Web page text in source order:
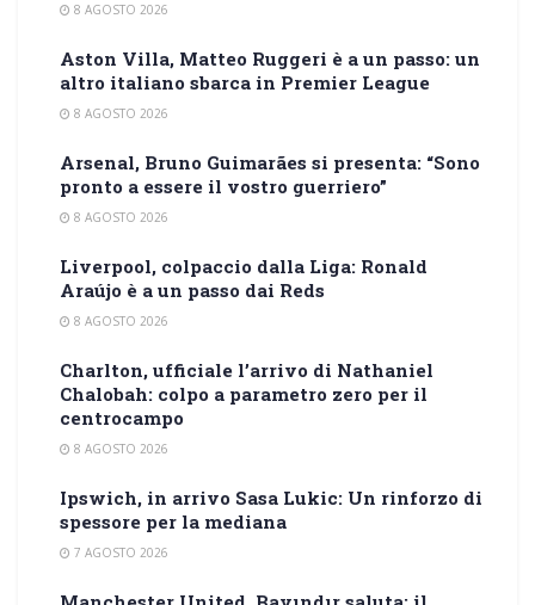
8 AGOSTO 2026
Aston Villa, Matteo Ruggeri è a un passo: un
altro italiano sbarca in Premier League
8 AGOSTO 2026
Arsenal, Bruno Guimarães si presenta: “Sono
pronto a essere il vostro guerriero”
8 AGOSTO 2026
Liverpool, colpaccio dalla Liga: Ronald
Araújo è a un passo dai Reds
8 AGOSTO 2026
Charlton, ufficiale l’arrivo di Nathaniel
Chalobah: colpo a parametro zero per il
centrocampo
8 AGOSTO 2026
Ipswich, in arrivo Sasa Lukic: Un rinforzo di
spessore per la mediana
7 AGOSTO 2026